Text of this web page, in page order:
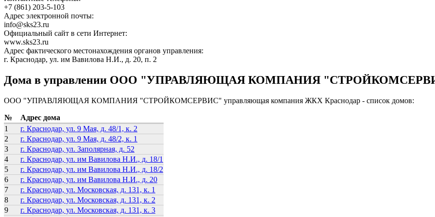
+7 (861) 203-5-103
Адрес электронной почты:
info@sks23.ru
Официальный сайт в сети Интернет:
www.sks23.ru
Адрес фактического местонахождения органов управления:
г. Краснодар, ул. им Вавилова Н.И., д. 20, п. 2
Дома в управлении ООО "УПРАВЛЯЮЩАЯ КОМПАНИЯ
ООО "УПРАВЛЯЮЩАЯ КОМПАНИЯ "СТРОЙКОМСЕРВИС" управляющая компания ЖКХ Краснодар - список домов:
№
Адрес дома
1
г. Краснодар, ул. 9 Мая, д. 48/1, к. 2
2
г. Краснодар, ул. 9 Мая, д. 48/2, к. 1
3
г. Краснодар, ул. Заполярная, д. 52
4
г. Краснодар, ул. им Вавилова Н.И., д. 18/1
5
г. Краснодар, ул. им Вавилова Н.И., д. 18/2
6
г. Краснодар, ул. им Вавилова Н.И., д. 20
7
г. Краснодар, ул. Московская, д. 131, к. 1
8
г. Краснодар, ул. Московская, д. 131, к. 2
9
г. Краснодар, ул. Московская, д. 131, к. 3